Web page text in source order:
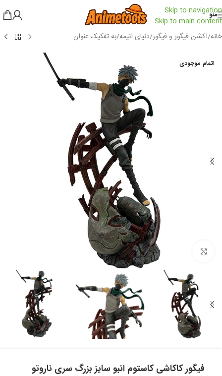
Skip to navigation
Skip to main content
منو
خانه/اکشن فیگور و فیگور/دنیای انیمه/به تفکیک عنوان
اتمام موجودی
بزرگنمایی تصویر
فیگور کاکاشی کاستوم انبو سایز بزرگ سری ناروتو